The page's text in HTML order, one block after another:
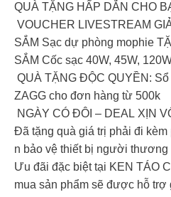
QUÀ TẶNG HẤP DẪN CHO
VOUCHER LIVESTREAM
SẮM Sạc dự phòng mophie
SẮM Cốc sạc 40W, 45W,
QUÀ TẶNG ĐỘC QUYỀN:
ZAGG cho đơn hàng từ 500k
NGÀY CÓ ĐÔI – DEAL XỊN
Đã tặng quà giá trị phải đi kèm
n bảo vệ thiết bị người thương
Ưu đãi đặc biệt tại KEN TÁO
mua sản phẩm sẽ được hỗ